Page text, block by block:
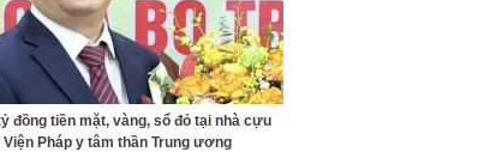
đồng tiền mặt, vàng, sổ đỏ tại nhà cựu
Pháp y tâm thần Trung ương